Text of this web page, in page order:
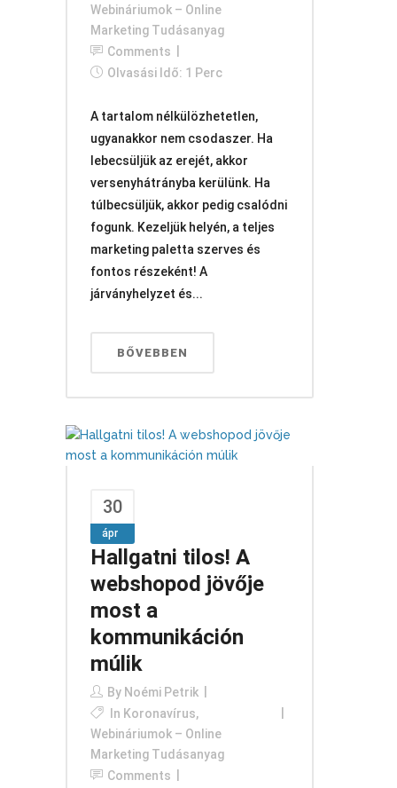
Webináriumok – Online
Marketing Tudásanyag
Comments
Olvasási Idő: 1 Perc
A tartalom nélkülözhetetlen,
ugyanakkor nem csodaszer. Ha
lebecsüljük az erejét, akkor
versenyhátrányba kerülünk. Ha
túlbecsüljük, akkor pedig csalódni
fogunk. Kezeljük helyén, a teljes
marketing paletta szerves és
fontos részeként! A
járványhelyzet és...
BŐVEBBEN
30
ápr
Hallgatni tilos! A
webshopod jövője
most a
kommunikáción
múlik
By Noémi Petrik
In Koronavírus,
Webináriumok – Online
Marketing Tudásanyag
Comments